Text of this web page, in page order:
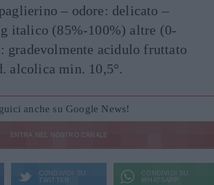
– odore: delicato –
italico (85%-100%) altre (0-
gradevolmente acidulo fruttato
alcolica min. 10,5°.
anche su Google News!
ENTRA NEL NOSTRO CANALE
CONDIVIDI SU
TWITTER
CONDIVIDI SU
WHATSAPP